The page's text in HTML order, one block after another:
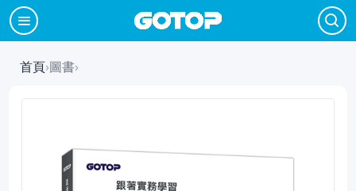
首頁›圖書›